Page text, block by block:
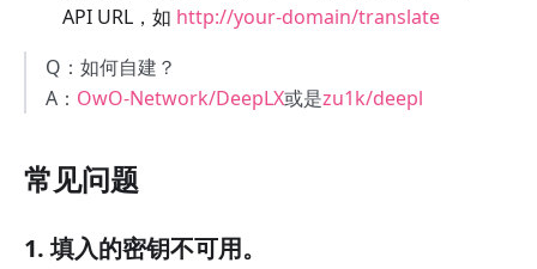
API URL，如 http://your-domain/translate
Q：如何自建？
A： OwO-Network/DeepLX或是zu1k/deepl
常见问题
1. 填入的密钥不可用。